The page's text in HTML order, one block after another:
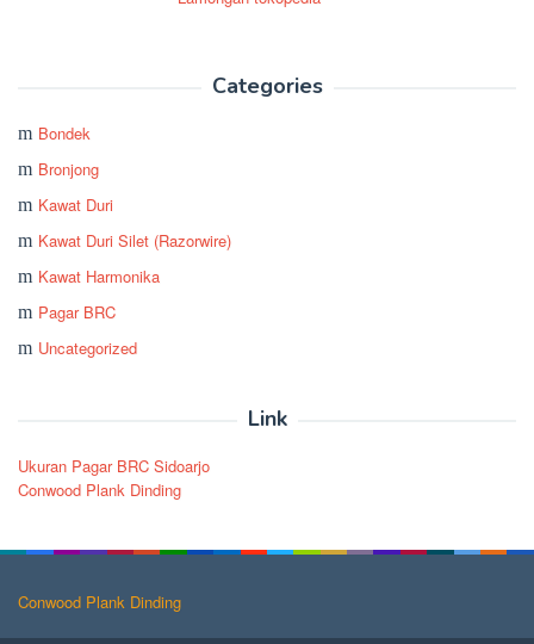
Categories
Bondek
Bronjong
Kawat Duri
Kawat Duri Silet (Razorwire)
Kawat Harmonika
Pagar BRC
Uncategorized
Link
Ukuran Pagar BRC Sidoarjo
Conwood Plank Dinding
Conwood Plank Dinding